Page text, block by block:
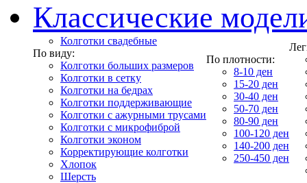
Классические
Колготки свадебные
По виду:
Колготки больших размеров
Колготки в сетку
Колготки на бедрах
Колготки поддерживающие
Колготки с ажурными трусами
Колготки с микрофиброй
Колготки эконом
Корректирующие колготки
Хлопок
Шерсть
По плотности:
8-10 ден
15-20 ден
30-40 ден
50-70 ден
80-90 ден
100-120 ден
140-200 ден
250-450 ден